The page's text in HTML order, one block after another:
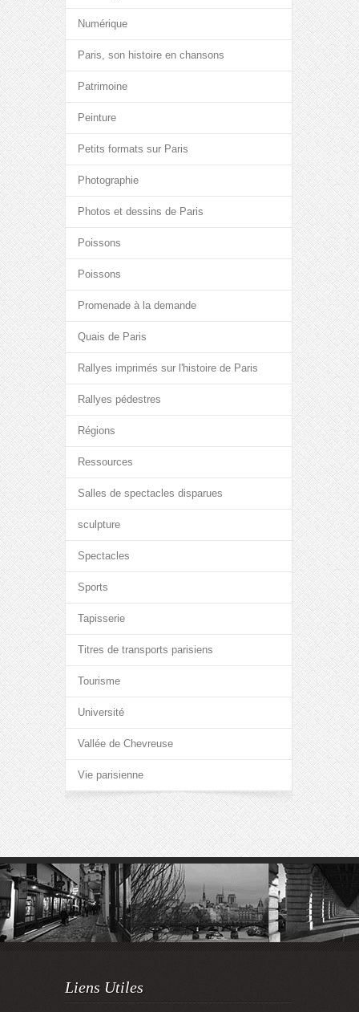
Numérique
Paris, son histoire en chansons
Patrimoine
Peinture
Petits formats sur Paris
Photographie
Photos et dessins de Paris
Poissons
Poissons
Promenade à la demande
Quais de Paris
Rallyes imprimés sur l'histoire de Paris
Rallyes pédestres
Régions
Ressources
Salles de spectacles disparues
sculpture
Spectacles
Sports
Tapisserie
Titres de transports parisiens
Tourisme
Université
Vallée de Chevreuse
Vie parisienne
Liens Utiles